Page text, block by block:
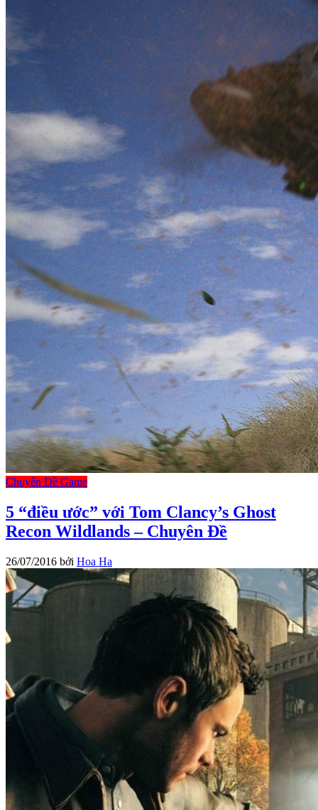
Chuyên Đề Game
5 “điều ước” với Tom Clancy’s Ghost
Recon Wildlands – Chuyên Đề
26/07/2016 bởi Hoa Ha